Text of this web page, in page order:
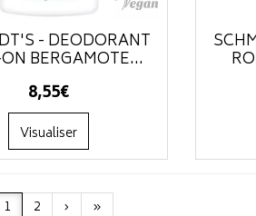
- DÉODORANT
BERGAMOTE...
8,55€
Visualiser
1 2 › »